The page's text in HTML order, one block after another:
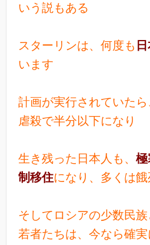
いう説もある
スターリンは、何度も
います
計画が実行されていた
虐殺で半分以下になり
生き残った日本人も、 極
制移住になり、多くは餓
そしてロシアの少数民
若者たちは、今なら確